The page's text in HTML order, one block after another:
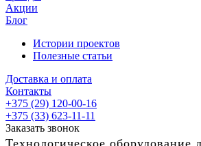
Акции
Блог
Истории проектов
Полезные статьи
Доставка и оплата
Контакты
+375 (29) 120-00-16
+375 (33) 623-11-11
Заказать звонок
Технологическое